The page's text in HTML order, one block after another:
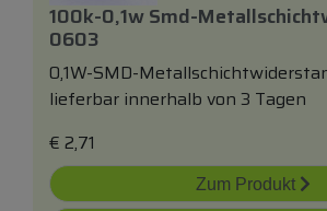
100k-0,1w Smd-
0603
0,1W-SMD-
lieferbar innerhalb von 3 Tagen
€ 2,71
Zum Produkt